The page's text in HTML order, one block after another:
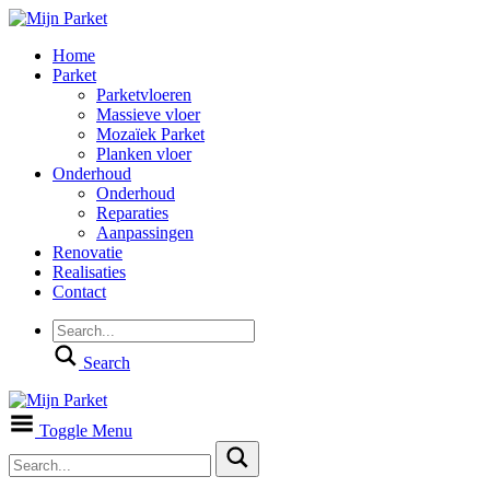
Home
Parket
Parketvloeren
Massieve vloer
Mozaïek Parket
Planken vloer
Onderhoud
Onderhoud
Reparaties
Aanpassingen
Renovatie
Realisaties
Contact
Search
Toggle Menu